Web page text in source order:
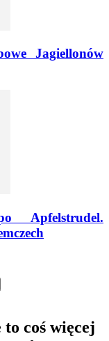
Jagiellonów
Apfelstrudel.
coś więcej